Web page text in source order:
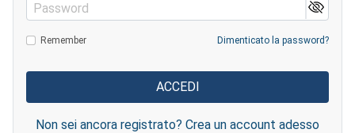
Password
Remember Dimenticato la password?
Non sei ancora registrato? Crea un account adesso